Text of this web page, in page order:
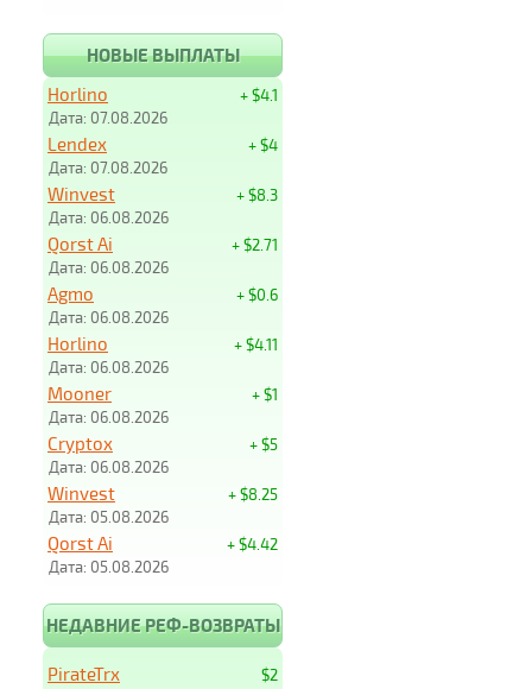
НОВЫЕ ВЫПЛАТЫ
+ $4.1
Horlino
Дата: 07.08.2026
+ $4
Lendex
Дата: 07.08.2026
+ $8.3
Winvest
Дата: 06.08.2026
+ $2.71
Qorst Ai
Дата: 06.08.2026
+ $0.6
Agmo
Дата: 06.08.2026
+ $4.11
Horlino
Дата: 06.08.2026
+ $1
Mooner
Дата: 06.08.2026
+ $5
Cryptox
Дата: 06.08.2026
+ $8.25
Winvest
Дата: 05.08.2026
+ $4.42
Qorst Ai
Дата: 05.08.2026
НЕДАВНИЕ РЕФ-ВОЗВРАТЫ
$2
PirateTrx